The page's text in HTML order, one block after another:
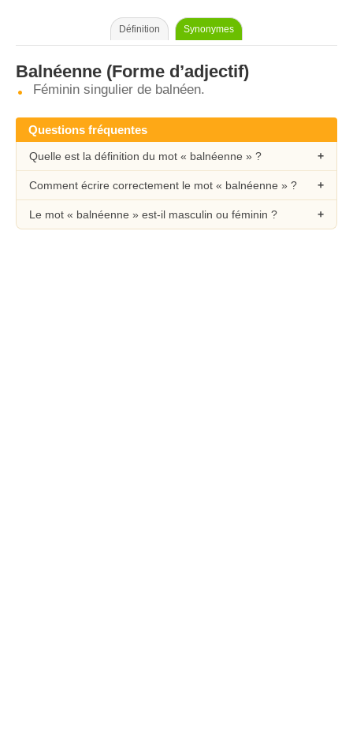
Définition Synonymes
Balnéenne (Forme d’adjectif)
Féminin singulier de balnéen.
Questions fréquentes
Quelle est la définition du mot « balnéenne » ?
Comment écrire correctement le mot « balnéenne » ?
Le mot « balnéenne » est-il masculin ou féminin ?